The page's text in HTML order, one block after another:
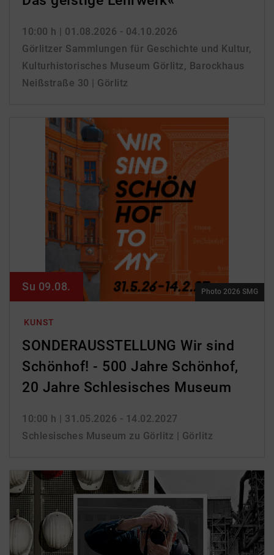
10:00 h | 01.08.2026 - 04.10.2026
Görlitzer Sammlungen für Geschichte und Kultur,
Kulturhistorisches Museum Görlitz, Barockhaus
Neißstraße 30 | Görlitz
KUNST
SONDERAUSSTELLUNG Wir sind
Schönhof! - 500 Jahre Schönhof,
20 Jahre Schlesisches Museum
10:00 h | 31.05.2026 - 14.02.2027
Schlesisches Museum zu Görlitz | Görlitz
Su 09.08. Photo 2026 SMG